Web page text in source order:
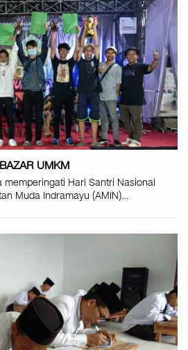
UMKM
Hari Santri Nasional
Muda Indramayu (AMIN)…